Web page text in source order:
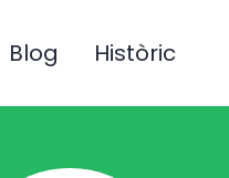
Blog Històric